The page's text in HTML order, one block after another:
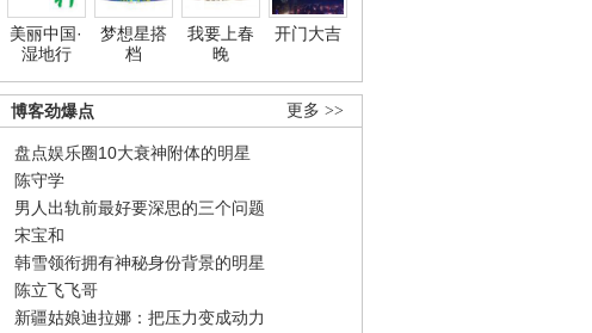
美丽中国·
湿地行
梦想星搭
档
我要上春
晚
开门大吉
更多 >>
博客劲爆点
盘点娱乐圈10大衰神附体的明星
陈守学
男人出轨前最好要深思的三个问题
宋宝和
韩雪领衔拥有神秘身份背景的明星
陈立飞飞哥
新疆姑娘迪拉娜：把压力变成动力